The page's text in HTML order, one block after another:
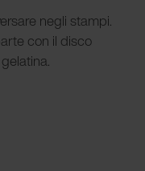
negli stampi.
con il disco